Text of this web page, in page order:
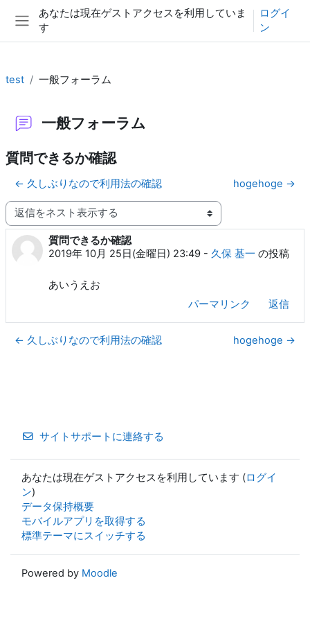
メインコンテンツへスキップする
サイドパネル
あなたは現在ゲストアクセスを利用していま
す
ログイ
ン
test 一般フォーラム
一般フォーラム
質問できるか確認
← 久しぶりなので利用法の確認 hogehoge →
表示モード
質問できるか確認
2019年 10月 25日(金曜日) 23:49 - 久保 基一 の投稿
返信数: 0
あいうえお
パーマリンク
返信
← 久しぶりなので利用法の確認 hogehoge →
サイトサポートに連絡する
あなたは現在ゲストアクセスを利用しています (ログイ
ン)
データ保持概要
モバイルアプリを取得する
標準テーマにスイッチする
Powered by Moodle